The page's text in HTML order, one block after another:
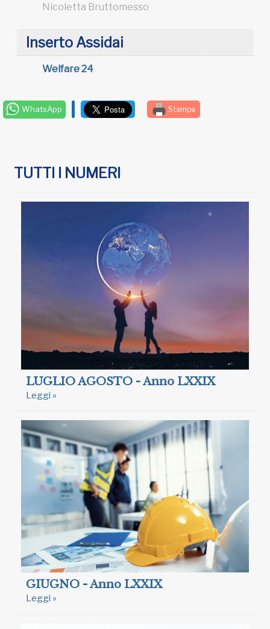
Nicoletta Bruttomesso
Inserto Assidai
Welfare 24
WhatsApp Stampa
TUTTI I NUMERI
LUGLIO AGOSTO - Anno LXXIX
Leggi »
GIUGNO - Anno LXXIX
Leggi »